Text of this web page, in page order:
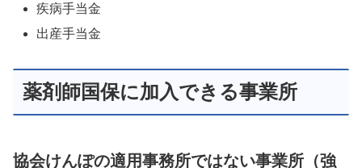
疾病手当金
出産手当金
薬剤師国保に加入できる事業所
協会けんぽの適用事務所ではない事業所（強